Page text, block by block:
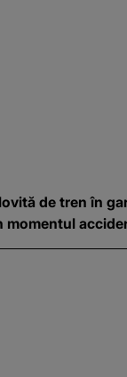
de tren în
momentul